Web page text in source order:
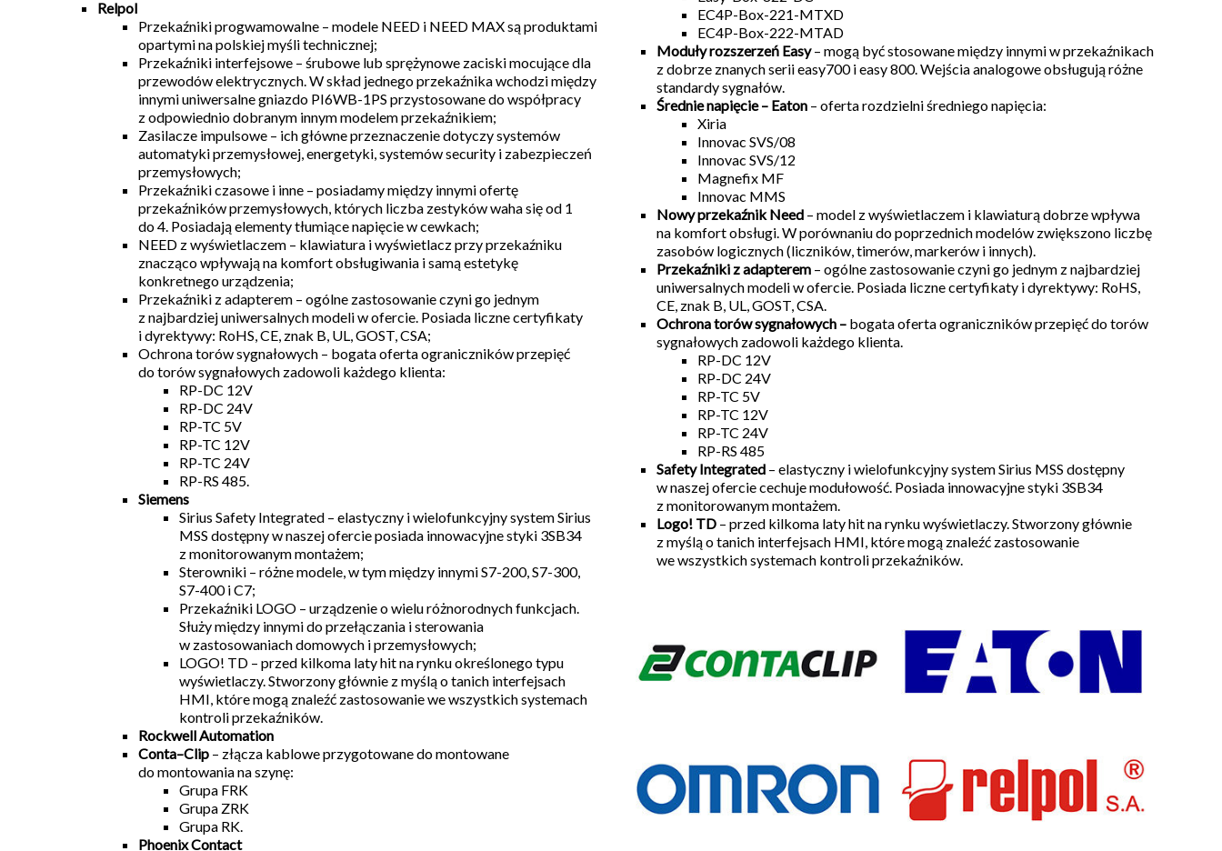
Relpol
Przekaźniki progwamowalne – modele NEED i NEED MAX są produktami
opartymi na polskiej myśli technicznej;
Przekaźniki interfejsowe – śrubowe lub sprężynowe zaciski mocujące dla
przewodów elektrycznych. W skład jednego przekaźnika wchodzi między
innymi uniwersalne gniazdo PI6WB-1PS przystosowane do współpracy
z odpowiednio dobranym innym modelem przekaźnikiem;
Zasilacze impulsowe – ich główne przeznaczenie dotyczy systemów
automatyki przemysłowej, energetyki, systemów security i zabezpieczeń
przemysłowych;
Przekaźniki czasowe i inne – posiadamy między innymi ofertę
przekaźników przemysłowych, których liczba zestyków waha się od 1
do 4. Posiadają elementy tłumiące napięcie w cewkach;
NEED z wyświetlaczem – klawiatura i wyświetlacz przy przekaźniku
znacząco wpływają na komfort obsługiwania i samą estetykę
konkretnego urządzenia;
Przekaźniki z adapterem – ogólne zastosowanie czyni go jednym
z najbardziej uniwersalnych modeli w ofercie. Posiada liczne certyfikaty
i dyrektywy: RoHS, CE, znak B, UL, GOST, CSA;
Ochrona torów sygnałowych – bogata oferta ograniczników przepięć
do torów sygnałowych zadowoli każdego klienta:
RP-DC 12V
RP-DC 24V
RP-TC 5V
RP-TC 12V
RP-TC 24V
RP-RS 485.
Siemens
Sirius Safety Integrated – elastyczny i wielofunkcyjny system Sirius
MSS dostępny w naszej ofercie posiada innowacyjne styki 3SB34
z monitorowanym montażem;
Sterowniki – różne modele, w tym między innymi S7-200, S7-300,
S7-400 i C7;
Przekaźniki LOGO – urządzenie o wielu różnorodnych funkcjach.
Służy między innymi do przełączania i sterowania
w zastosowaniach domowych i przemysłowych;
LOGO! TD – przed kilkoma laty hit na rynku określonego typu
wyświetlaczy. Stworzony głównie z myślą o tanich interfejsach
HMI, które mogą znaleźć zastosowanie we wszystkich systemach
kontroli przekaźników.
Rockwell Automation
Conta–Clip – złącza kablowe przygotowane do montowane
do montowania na szynę:
Grupa FRK
Grupa ZRK
Grupa RK.
Phoenix Contact
EC4P-Box-221-MTXD
EC4P-Box-222-MTAD
Moduły rozszerzeń Easy– mogą być stosowane między innymi w przekaźnikach
z dobrze znanych serii easy700 i easy 800. Wejścia analogowe obsługują różne
standardy sygnałów.
Średnie napięcie – Eaton – oferta rozdzielni średniego napięcia:
Xiria
Innovac SVS/08
Innovac SVS/12
Magnefix MF
Innovac MMS
Nowy przekaźnik Need – model z wyświetlaczem i klawiaturą dobrze wpływa
na komfort obsługi. W porównaniu do poprzednich modelów zwiększono liczbę
zasobów logicznych (liczników, timerów, markerów i innych).
Przekaźniki z adapterem – ogólne zastosowanie czyni go jednym z najbardziej
uniwersalnych modeli w ofercie. Posiada liczne certyfikaty i dyrektywy: RoHS,
CE, znak B, UL, GOST, CSA.
Ochrona torów sygnałowych – bogata oferta ograniczników przepięć do torów
sygnałowych zadowoli każdego klienta.
RP-DC 12V
RP-DC 24V
RP-TC 5V
RP-TC 12V
RP-TC 24V
RP-RS 485
Safety Integrated – elastyczny i wielofunkcyjny system Sirius MSS dostępny
w naszej ofercie cechuje modułowość. Posiada innowacyjne styki 3SB34
z monitorowanym montażem.
Logo! TD – przed kilkoma laty hit na rynku wyświetlaczy. Stworzony głównie
z myślą o tanich interfejsach HMI, które mogą znaleźć zastosowanie
we wszystkich systemach kontroli przekaźników.